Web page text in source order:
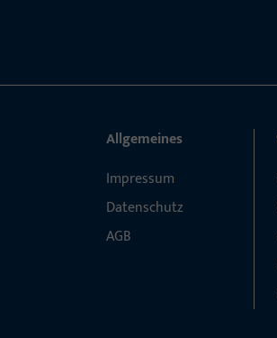
Allgemeines
Impressum
Datenschutz
AGB